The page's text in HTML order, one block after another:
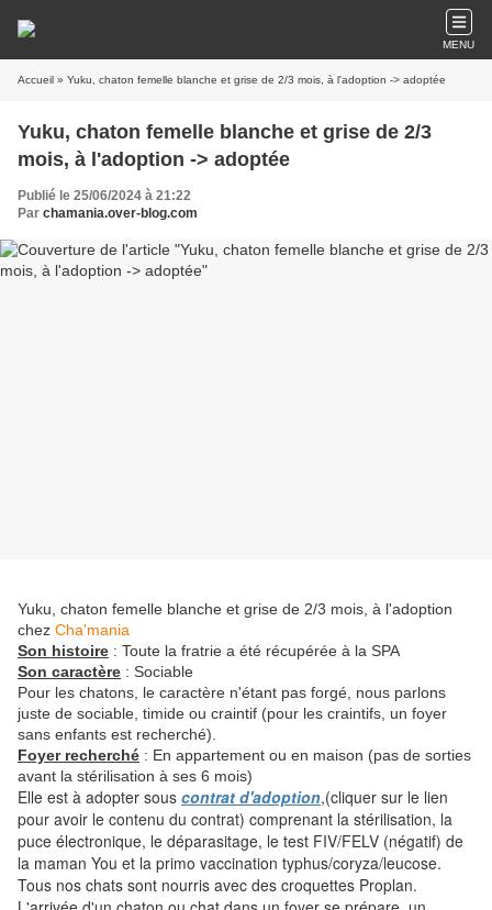
MENU
Accueil » Yuku, chaton femelle blanche et grise de 2/3 mois, à l'adoption -> adoptée
Yuku, chaton femelle blanche et grise de 2/3
mois, à l'adoption -> adoptée
Publié le 25/06/2024 à 21:22
Par chamania.over-blog.com
Yuku, chaton femelle blanche et grise de 2/3 mois, à l'adoption
chez Cha'mania
Son histoire : Toute la fratrie a été récupérée à la SPA
Son caractère : Sociable
Pour les chatons, le caractère n'étant pas forgé, nous parlons
juste de sociable, timide ou craintif (pour les craintifs, un foyer
sans enfants est recherché).
Foyer recherché : En appartement ou en maison (pas de sorties
avant la stérilisation à ses 6 mois)
Elle est à adopter sous contrat d'adoption,(cliquer sur le lien
pour avoir le contenu du contrat) comprenant la stérilisation, la
puce électronique, le déparasitage, le test FIV/FELV (négatif) de
la maman You et la primo vaccination typhus/coryza/leucose.
Tous nos chats sont nourris avec des croquettes Proplan.